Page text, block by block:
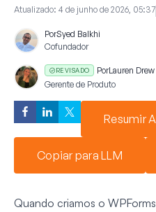
Atualizado: 4 de junho de 2026, 05:37
PorSyed Balkhi
Cofundador
REVISADO PorLauren Drew
Gerente de Produto
Resumir
Copiar para LLM
Quando criamos o